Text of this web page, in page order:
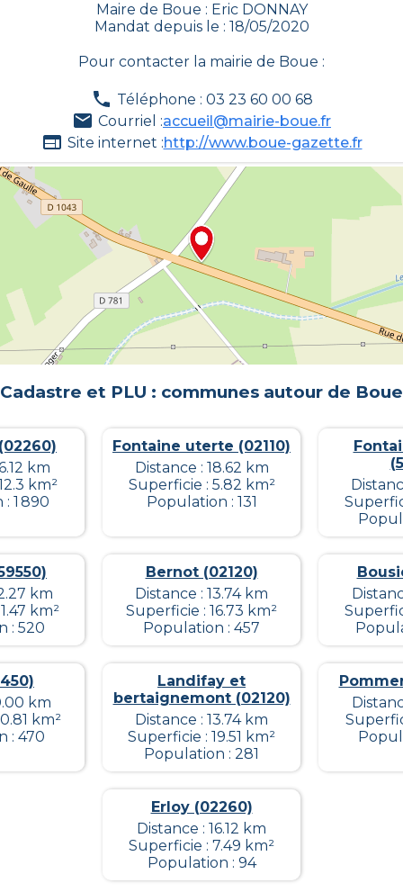
Maire de Boue : Eric DONNAY
Mandat depuis le : 18/05/2020
Pour contacter la mairie de Boue :
Téléphone : 03 23 60 00 68
Courriel :accueil@mairie-boue.fr
Site internet :http://www.boue-gazette.fr
Cadastre et PLU : communes autour de Boue
km
km²
1 890
Fontaine uterte (02110)
Distance : 18.62 km
Superficie : 5.82 km²
Population : 131
km
km²
: 520
Bernot (02120)
Distance : 13.74 km
Superficie : 16.73 km²
Population : 457
km
km²
: 470
Landifay et
bertaignemont (02120)
Distance : 13.74 km
Superficie : 19.51 km²
Population : 281
Erloy (02260)
Distance : 16.12 km
Superficie : 7.49 km²
Population : 94